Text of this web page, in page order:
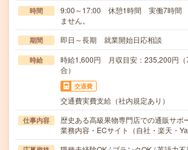
時間
9:00～17:00 休憩1時間 実働7時間
ません。
期間 即日～長期 就業開始日応相談
時給
時給1,600円 月収目安：235,200円（
合）
交通費
交通費実費支給（社内規定あり）
仕事内容
歴史ある高級果物専門店での通販サ
業務内容・ECサイト（自社・楽天・